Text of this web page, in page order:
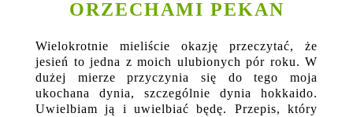
ORZECHAMI PEKAN
Wielokrotnie mieliście okazję przeczytać, że
jesień to jedna z moich ulubionych pór roku. W
dużej mierze przyczynia się do tego moja
ukochana dynia, szczególnie dynia hokkaido.
Uwielbiam ją i uwielbiać będę. Przepis, który